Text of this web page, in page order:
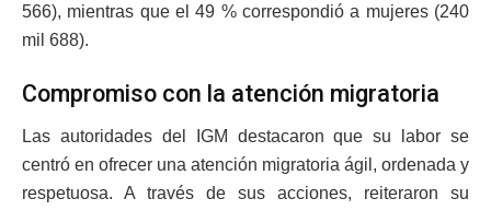
566), mientras que el 49 % correspondió a mujeres (240
mil 688).
Compromiso con la atención migratoria
Las autoridades del IGM destacaron que su labor se
centró en ofrecer una atención migratoria ágil, ordenada y
respetuosa. A través de sus acciones, reiteraron su